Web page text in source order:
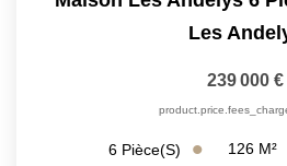
Les
239 000 €
6 Pièce(s) 126 M²